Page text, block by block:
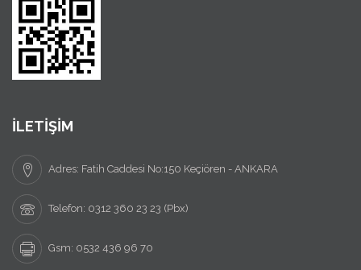
İLETİŞİM
Adres: Fatih Caddesi No:150 Keçiören - ANKARA
Telefon: 0312 360 23 23 (Pbx)
Gsm: 0532 436 96 70